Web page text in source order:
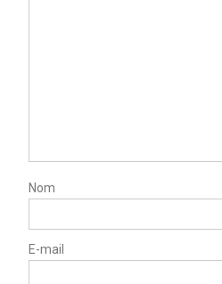
Nom
E-mail